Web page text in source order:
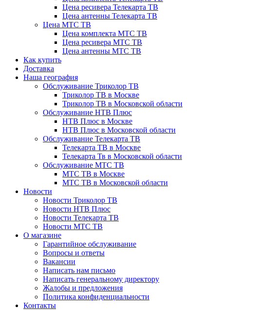
Цена ресивера Телекарта ТВ
Цена антенны Телекарта ТВ
Цена МТС ТВ
Цена комплекта МТС ТВ
Цена ресивера МТС ТВ
Цена антенны МТС ТВ
Как купить
Доставка
Наша география
Обслуживание Триколор ТВ
Триколор ТВ в Москве
Триколор ТВ в Московской области
Обслуживание НТВ Плюс
НТВ Плюс в Москве
НТВ Плюс в Московской области
Обслуживание Телекарта ТВ
Телекарта ТВ в Москве
Телекарта Тв в Московской области
Обслуживание МТС ТВ
МТС ТВ в Москве
МТС ТВ в Московской области
Новости
Новости Триколор ТВ
Новости НТВ Плюс
Новости Телекарта ТВ
Новости МТС ТВ
О магазине
Гарантийное обслуживание
Вопросы и ответы
Вакансии
Написать нам письмо
Написать генеральному директору
Жалобы и предложения
Политика конфиденциальности
Контакты